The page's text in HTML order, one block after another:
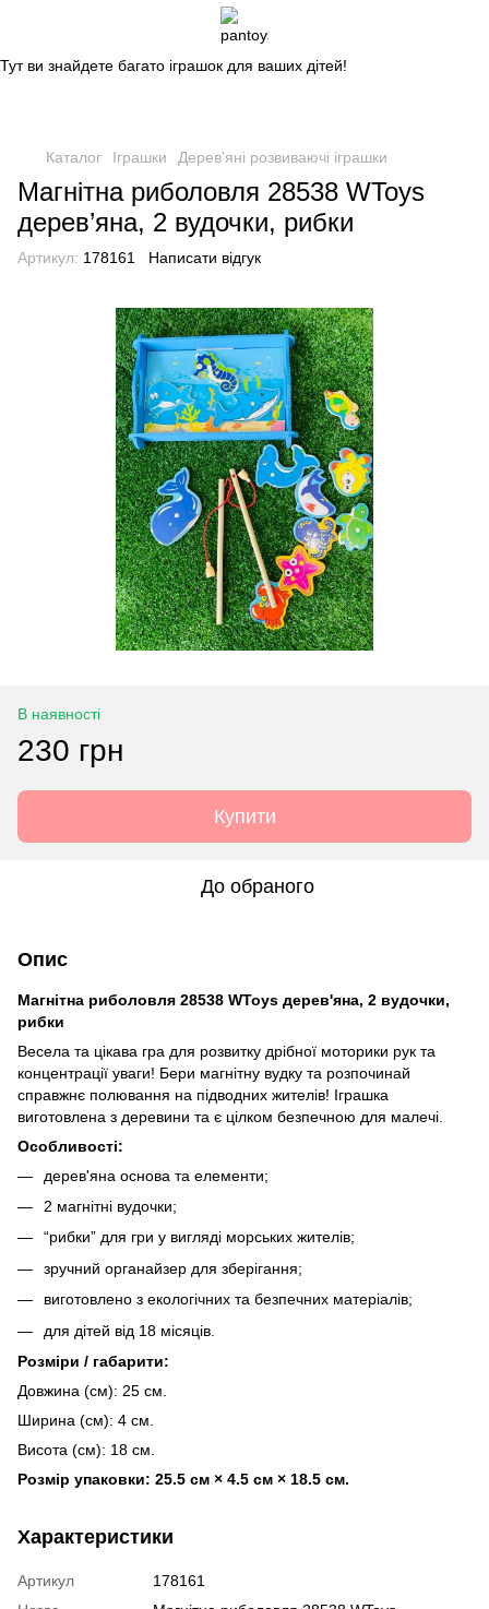
Магазин дитячих іграшок
Тут ви знайдете багато іграшок для ваших дітей!
Каталог Іграшки Дерев'яні розвиваючі іграшки
Магнітна риболовля 28538 WToys
дерев’яна, 2 вудочки, рибки
Артикул: 178161 Написати відгук
В наявності
230 грн
Купити
До обраного
Опис
Магнітна риболовля 28538 WToys дерев'яна, 2 вудочки,
рибки
Весела та цікава гра для розвитку дрібної моторики рук та
концентрації уваги! Бери магнітну вудку та розпочинай
справжнє полювання на підводних жителів! Іграшка
виготовлена з деревини та є цілком безпечною для малечі.
Особливості:
дерев'яна основа та елементи;
2 магнітні вудочки;
“рибки” для гри у вигляді морських жителів;
зручний органайзер для зберігання;
виготовлено з екологічних та безпечних матеріалів;
для дітей від 18 місяців.
​​​​​​Розміри / габарити:
Довжина (см): 25 см.
Ширина (см): 4 см.
Висота (см): 18 см.
Розмір упаковки: 25.5 см × 4.5 см × 18.5 см.
Характеристики
Артикул
178161